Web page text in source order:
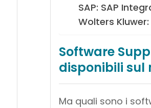
SAP: SAP
Wolters
Software
disponibili
Ma quali sono i